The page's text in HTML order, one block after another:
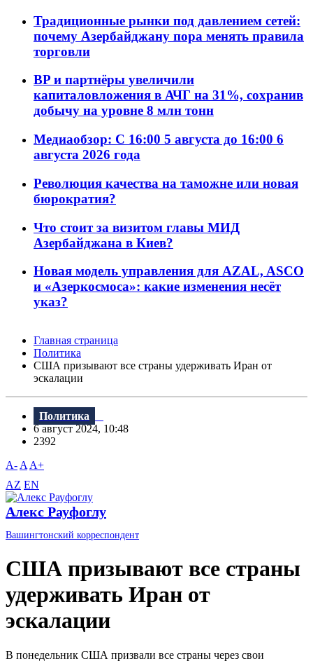
Традиционные рынки под давлением сетей:
почему Азербайджану пора менять правила
торговли
BP и партнёры увеличили
капиталовложения в АЧГ на 31%, сохранив
добычу на уровне 8 млн тонн
Медиаобзор: С 16:00 5 августа до 16:00 6
августа 2026 года
Революция качества на таможне или новая
бюрократия?
Что стоит за визитом главы МИД
Азербайджана в Киев?
Новая модель управления для AZAL, ASCO
и «Азеркосмоса»: какие изменения несёт
указ?
Главная страница
Политика
США призывают все страны удерживать Иран от
эскалации
Политика
6 август 2024, 10:48
2392
A- A A+
AZ EN
Алекс Рауфоглу
Вашингтонский корреспондент
США призывают все страны
удерживать Иран от
эскалации
В понедельник США призвали все страны через свои